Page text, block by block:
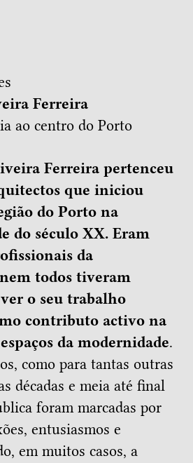
Ferreira
ao centro do Porto
Ferreira pertenceu
que iniciou
do Porto na
do século XX. Eram
da
todos tiveram
o seu trabalho
contributo activo na
da modernidade.
como para tantas outras
décadas e meia até final
foram marcadas por
entusiasmos e
em muitos casos, a